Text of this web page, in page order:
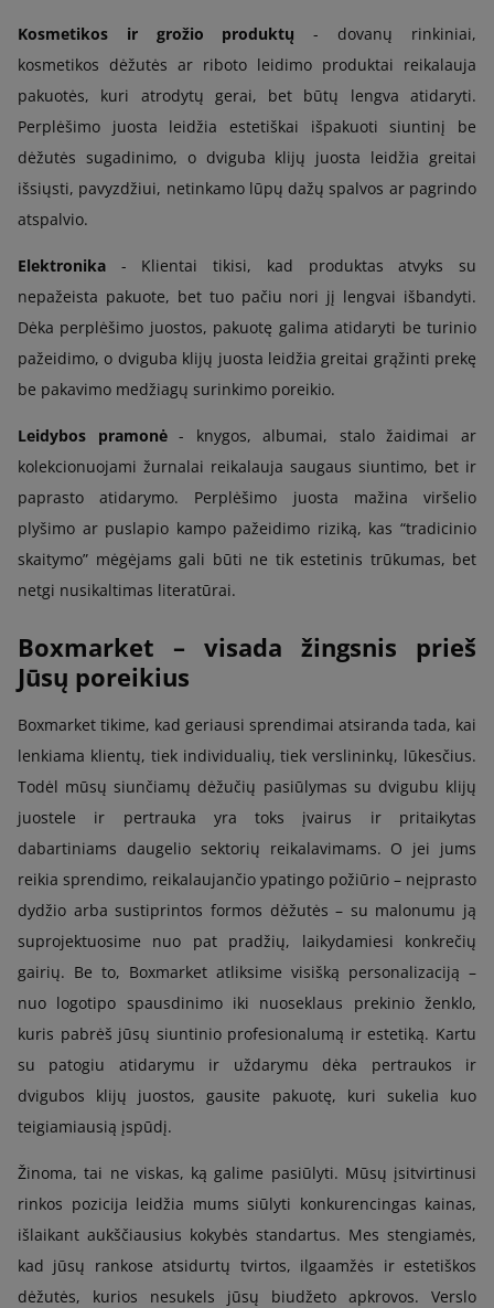
Kosmetikos ir grožio produktų - dovanų rinkiniai,
kosmetikos dėžutės ar riboto leidimo produktai reikalauja
pakuotės, kuri atrodytų gerai, bet būtų lengva atidaryti.
Perplėšimo juosta leidžia estetiškai išpakuoti siuntinį be
dėžutės sugadinimo, o dviguba klijų juosta leidžia greitai
išsiųsti, pavyzdžiui, netinkamo lūpų dažų spalvos ar pagrindo
atspalvio.
Elektronika - Klientai tikisi, kad produktas atvyks su
nepažeista pakuote, bet tuo pačiu nori jį lengvai išbandyti.
Dėka perplėšimo juostos, pakuotę galima atidaryti be turinio
pažeidimo, o dviguba klijų juosta leidžia greitai grąžinti prekę
be pakavimo medžiagų surinkimo poreikio.
Leidybos pramonė- knygos, albumai, stalo žaidimai ar
kolekcionuojami žurnalai reikalauja saugaus siuntimo, bet ir
paprasto atidarymo. Perplėšimo juosta mažina viršelio
plyšimo ar puslapio kampo pažeidimo riziką, kas “tradicinio
skaitymo” mėgėjams gali būti ne tik estetinis trūkumas, bet
netgi nusikaltimas literatūrai.
Boxmarket – visada žingsnis prieš
Jūsų poreikius
Boxmarket tikime, kad geriausi sprendimai atsiranda tada, kai
lenkiama klientų, tiek individualių, tiek verslininkų, lūkesčius.
Todėl mūsų siunčiamų dėžučių pasiūlymas su dvigubu klijų
juostele ir pertrauka yra toks įvairus ir pritaikytas
dabartiniams daugelio sektorių reikalavimams. O jei jums
reikia sprendimo, reikalaujančio ypatingo požiūrio – neįprasto
dydžio arba sustiprintos formos dėžutės – su malonumu ją
suprojektuosime nuo pat pradžių, laikydamiesi konkrečių
gairių. Be to, Boxmarket atliksime visišką personalizaciją –
nuo logotipo spausdinimo iki nuoseklaus prekinio ženklo,
kuris pabrėš jūsų siuntinio profesionalumą ir estetiką. Kartu
su patogiu atidarymu ir uždarymu dėka pertraukos ir
dvigubos klijų juostos, gausite pakuotę, kuri sukelia kuo
teigiamiausią įspūdį.
Žinoma, tai ne viskas, ką galime pasiūlyti. Mūsų įsitvirtinusi
rinkos pozicija leidžia mums siūlyti konkurencingas kainas,
išlaikant aukščiausius kokybės standartus. Mes stengiamės,
kad jūsų rankose atsidurtų tvirtos, ilgaamžės ir estetiškos
dėžutės, kurios nesukels jūsų biudžeto apkrovos. Verslo